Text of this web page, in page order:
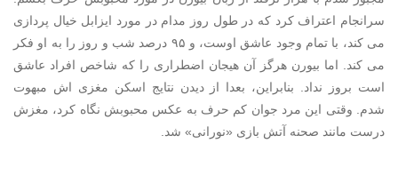
سرانجام اعتراف کرد که در طول روز مدام در مورد ایزابل خیال پردازی
می کند، با تمام وجود عاشق اوست، و ۹۵ درصد شب و روز را به او فکر
می کند. اما بیورن هرگز آن هیجان اضطراری را که شاخص افراد عاشق
است بروز نداد. بنابراین، بعدا از دیدن نتایج اسکن مغزی اش مبهوت
شدم. وقتی این مرد جوان کم حرف به عکس محبوبش نگاه کرد، مغزش
درست مانند صحنه آتش بازی «نورانی» شد.